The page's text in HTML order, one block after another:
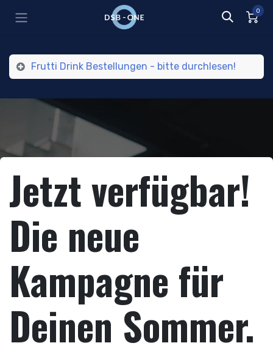
0
Frutti Drink Bestellungen - bitte durchlesen!
Jetzt verfügbar!
Die neue
Kampagne für
Deinen Sommer.